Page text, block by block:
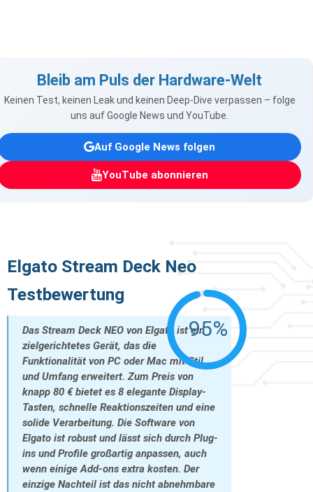
Bleib am Puls der Hardware-Welt
Keinen Test, keinen Leak und keinen Deep-Dive verpassen – folge
uns auf Google News und YouTube.
Auf Google News folgen
YouTube abonnieren
Elgato Stream Deck Neo
Testbewertung
Das Stream Deck NEO von Elgato ist ein
zielgerichtetes Gerät, das die
Funktionalität von PC oder Mac mit Stil
und Umfang erweitert. Zum Preis von
knapp 80 € bietet es 8 elegante Display-
Tasten, schnelle Reaktionszeiten und eine
solide Verarbeitung. Die Software von
Elgato ist robust und lässt sich durch Plug-
ins und Profile großartig anpassen, auch
wenn einige Add-ons extra kosten. Der
einzige Nachteil ist das nicht abnehmbare
95%